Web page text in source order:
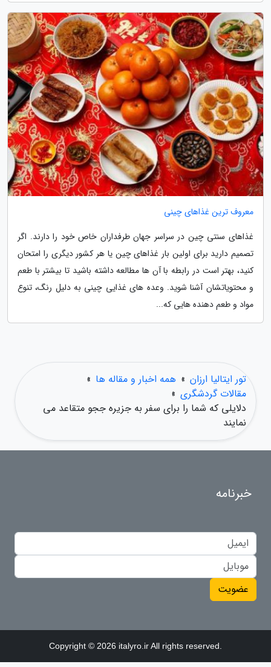
معروف ترین غذاهای چینی
غذاهای سنتی چین در سراسر جهان طرفداران خاص خود را دارند. اگر
تصمیم دارید برای اولین بار غذاهای چین یا هر کشور دیگری را امتحان
کنید، بهتر است در رابطه با آن ها مطالعه داشته باشید تا بیشتر با طعم
و محتویاتشان آشنا شوید. وعده های غذایی چینی به دلیل رنگ، تنوع
مواد و طعم دهنده هایی که...
تور ایتالیا ارزان » همه اخبار و مقاله ها »
مقالات گردشگری »
دلایلی که شما را برای سفر به جزیره ججو متقاعد می
نمایند
خبرنامه
عضویت
Copyright © 2026 italyro.ir All rights reserved.